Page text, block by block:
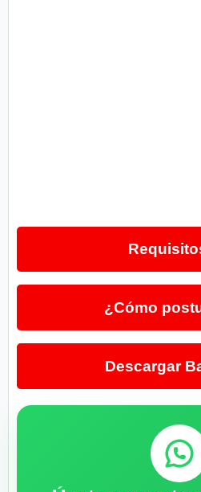
¿Cómo
Descargar